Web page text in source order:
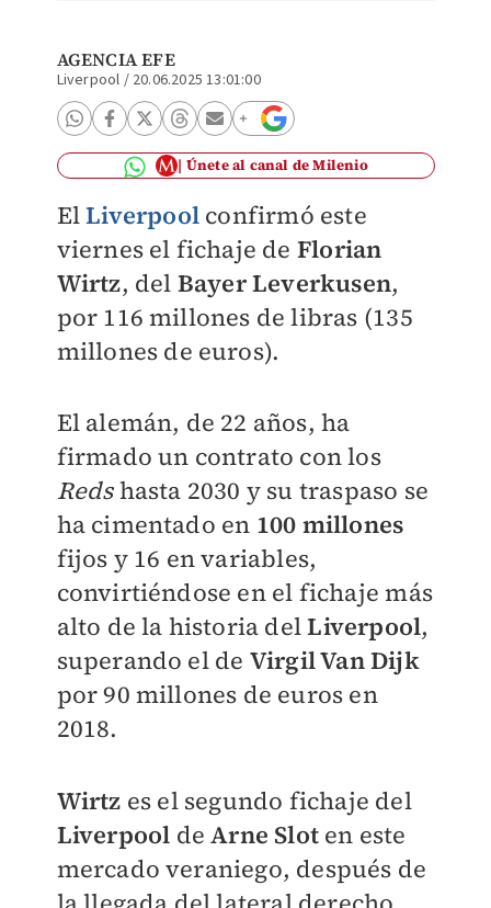
AGENCIA EFE
Liverpool / 20.06.2025 13:01:00
Únete al canal de Milenio
ElLiverpool confirmó este
viernes el fichaje de Florian
Wirtz, del BayerLeverkusen,
por 116 millones de libras (135
millones de euros).
El alemán, de 22 años, ha
firmado un contrato con los
Redshasta 2030 y su traspaso se
ha cimentado en 100 millones
fijos y 16 en variables,
convirtiéndose en el fichaje más
alto de la historia delLiverpool,
superando el de VirgilVanDijk
por 90 millones de euros en
2018.
Wirtz es el segundo fichaje del
Liverpool deArne Slot en este
mercado veraniego, después de